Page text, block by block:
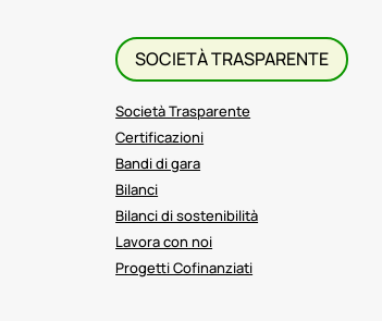
SOCIETÀ TRASPARENTE
Società Trasparente
Certificazioni
Bandi di gara
Bilanci
Bilanci di sostenibilità
Lavora con noi
Progetti Cofinanziati